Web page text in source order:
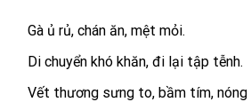
Gà ủ rủ, chán ăn, mệt mỏi.
Di chuyển khó khăn, đi lại tập tễnh.
Vết thương sưng to, bầm tím, nóng